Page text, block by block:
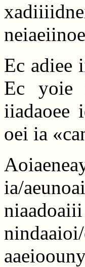
Ec adiee
Ec yoie
iiadaoee
oei ia
ia/